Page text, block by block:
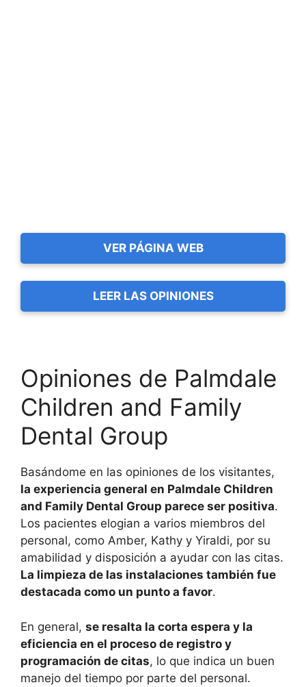
VER PÁGINA WEB
LEER LAS OPINIONES
Opiniones de Palmdale
Children and Family
Dental Group
Basándome en las opiniones de los visitantes,
la experiencia general en Palmdale Children
and Family Dental Group parece ser positiva.
Los pacientes elogian a varios miembros del
personal, como Amber, Kathy y Yiraldi, por su
amabilidad y disposición a ayudar con las citas.
La limpieza de las instalaciones también fue
destacada como un punto a favor.
En general, se resalta la corta espera y la
eficiencia en el proceso de registro y
programación de citas, lo que indica un buen
manejo del tiempo por parte del personal.